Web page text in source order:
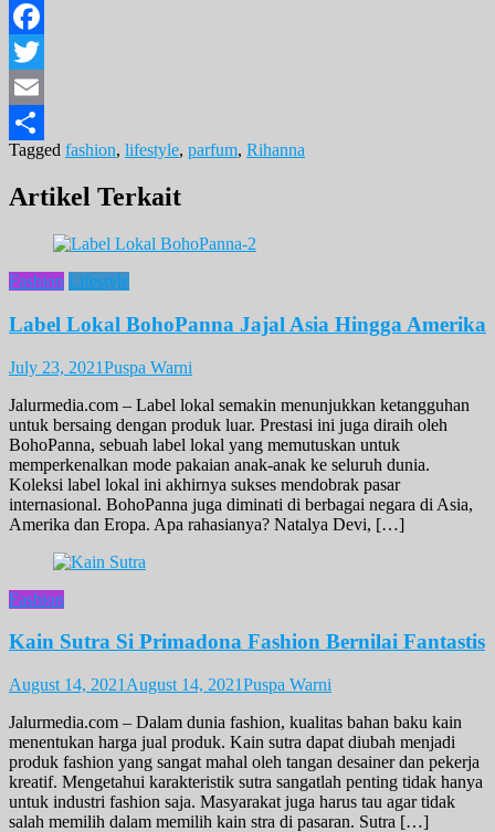
Facebook
Twitter
Email
Share
Tagged fashion, lifestyle, parfum, Rihanna
Artikel Terkait
Fashion Lifestyle
Label Lokal BohoPanna Jajal Asia Hingga Amerika
July 23, 2021Puspa Warni
Jalurmedia.com – Label lokal semakin menunjukkan ketangguhan
untuk bersaing dengan produk luar. Prestasi ini juga diraih oleh
BohoPanna, sebuah label lokal yang memutuskan untuk
memperkenalkan mode pakaian anak-anak ke seluruh dunia.
Koleksi label lokal ini akhirnya sukses mendobrak pasar
internasional. BohoPanna juga diminati di berbagai negara di Asia,
Amerika dan Eropa. Apa rahasianya? Natalya Devi, […]
Fashion
Kain Sutra Si Primadona Fashion Bernilai Fantastis
August 14, 2021 August 14, 2021Puspa Warni
Jalurmedia.com – Dalam dunia fashion, kualitas bahan baku kain
menentukan harga jual produk. Kain sutra dapat diubah menjadi
produk fashion yang sangat mahal oleh tangan desainer dan pekerja
kreatif. Mengetahui karakteristik sutra sangatlah penting tidak hanya
untuk industri fashion saja. Masyarakat juga harus tau agar tidak
salah memilih dalam memilih kain stra di pasaran. Sutra […]